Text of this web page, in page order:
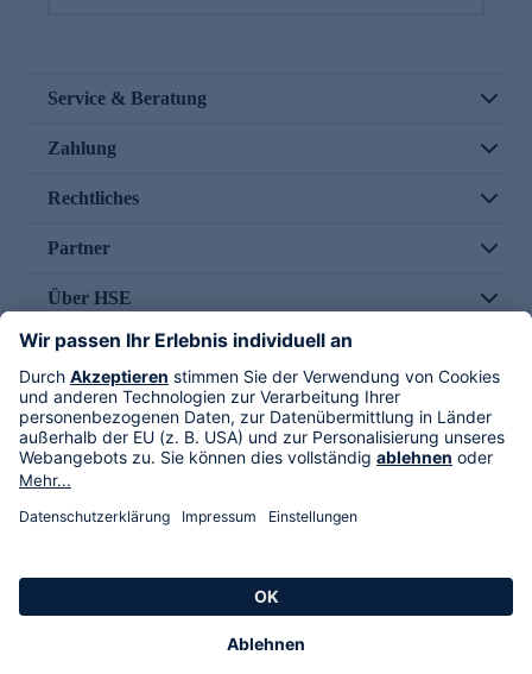
Service & Beratung
Zahlung
Rechtliches
Partner
Über HSE
Im TV
HSE International